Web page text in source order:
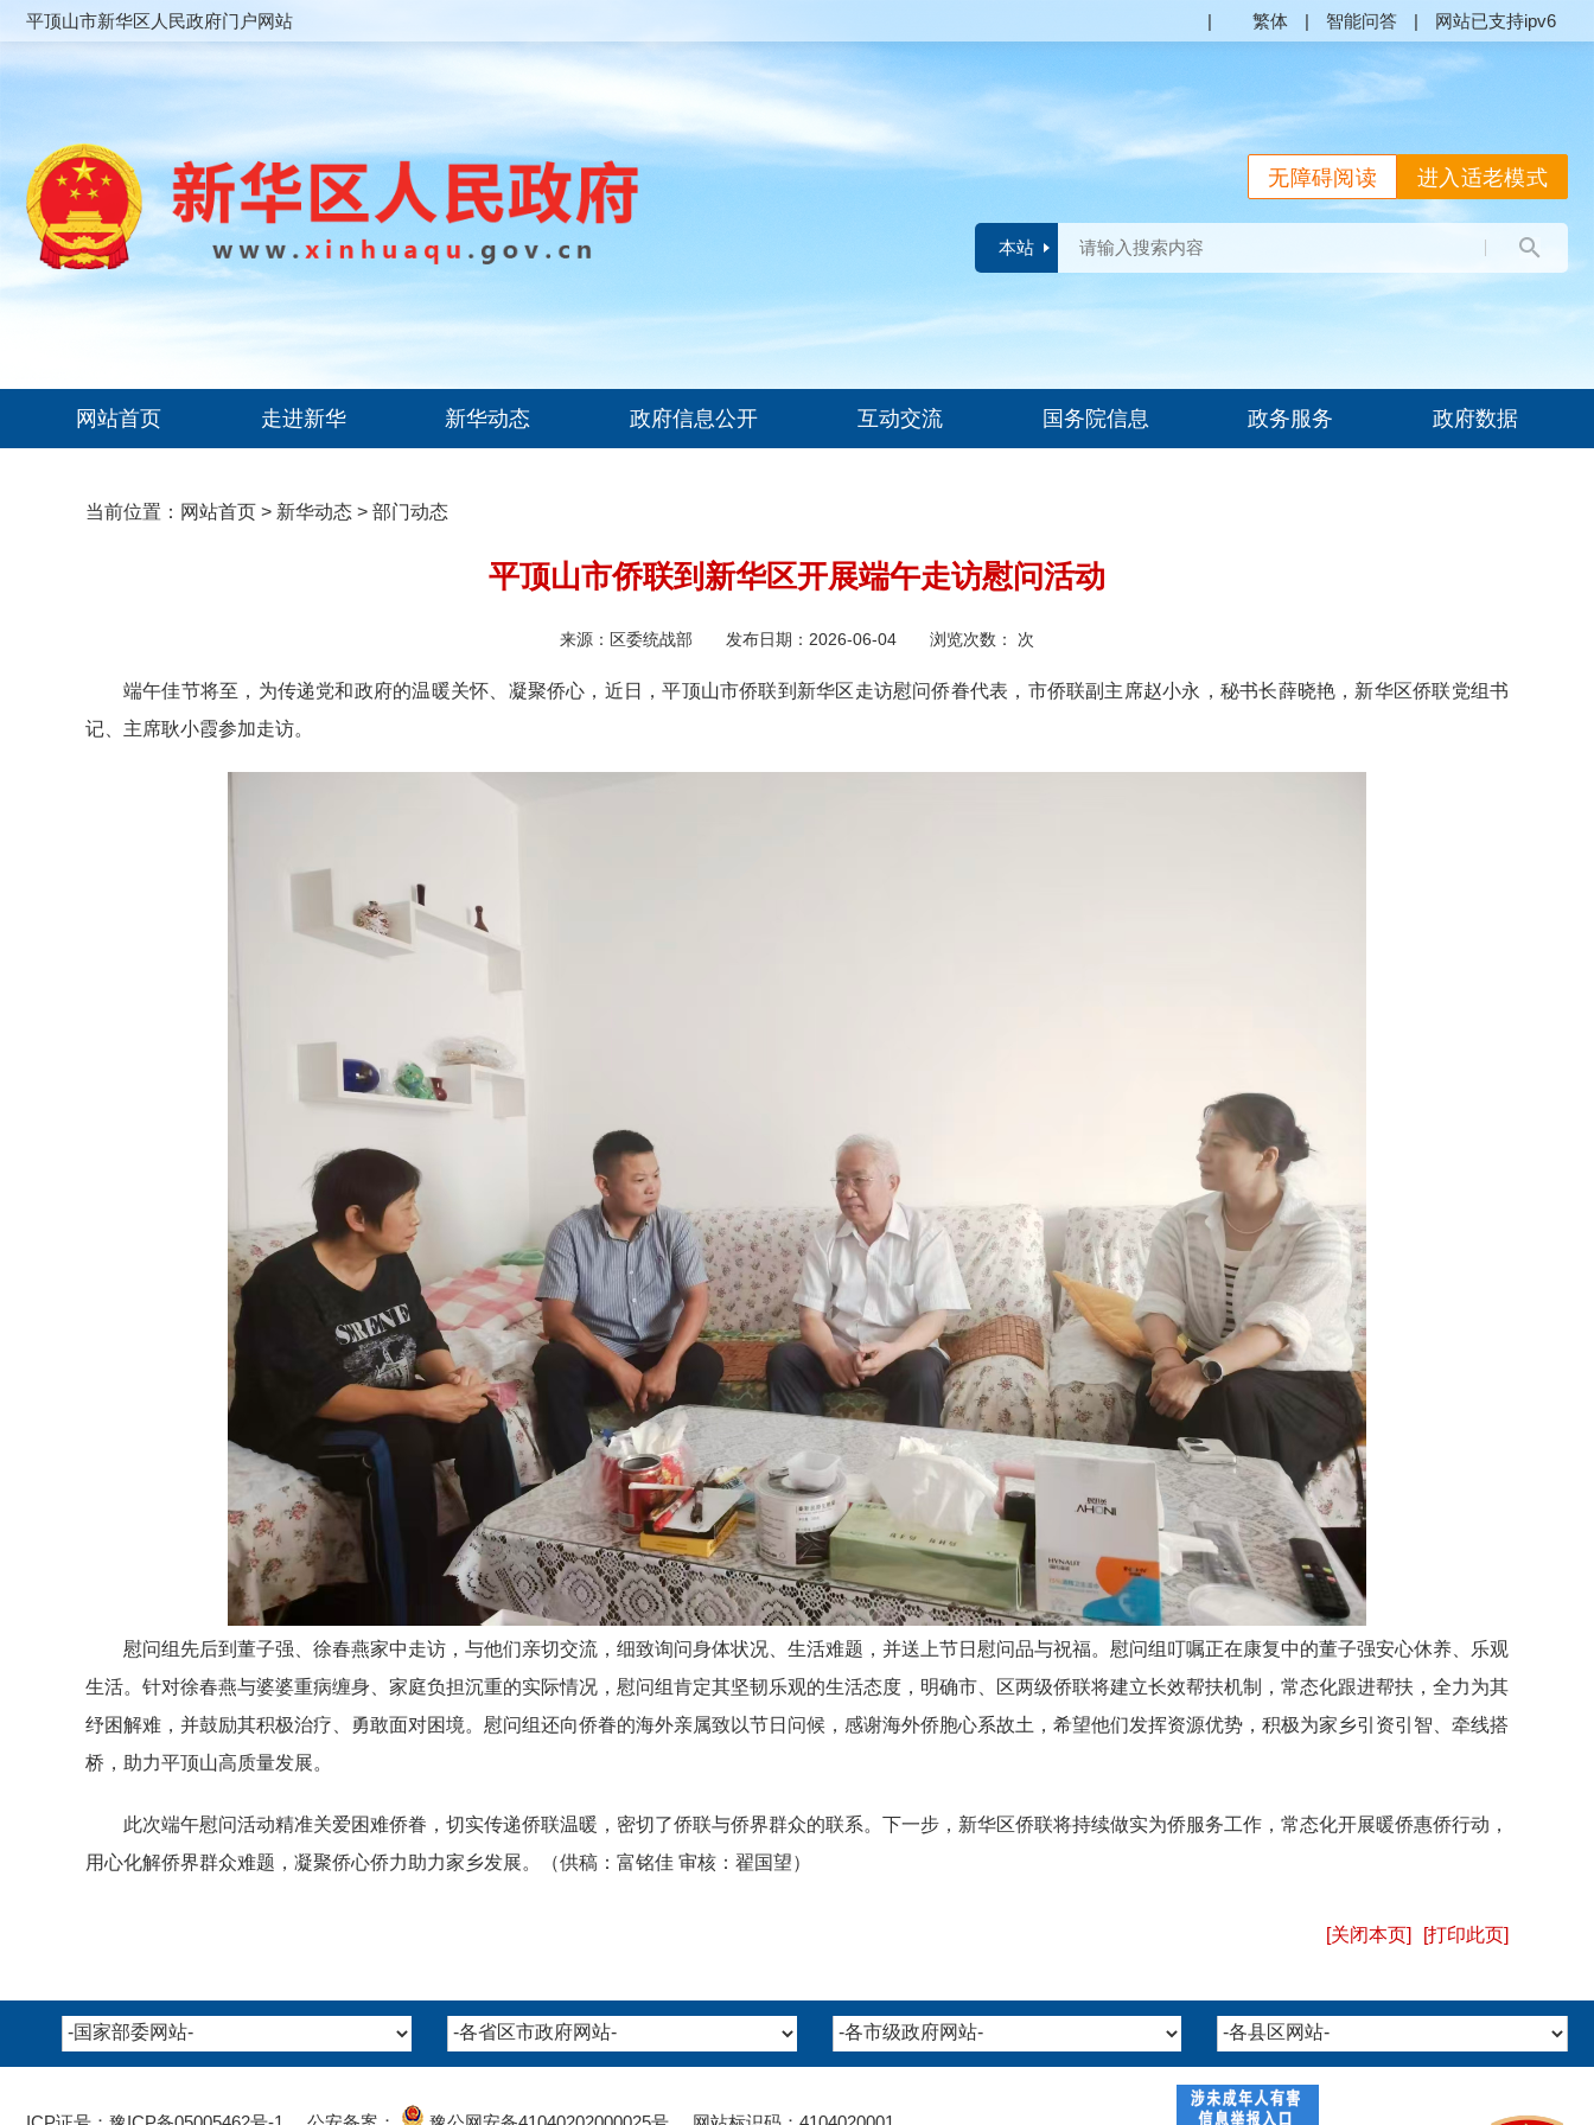
平顶山市新华区人民政府门户网站 | 繁体 | 智能问答 | 网站已支持ipv6
进入适老模式
无障碍阅读
本站
网站首页 走进新华 新华动态 政府信息公开 互动交流 国务院信息 政务服务 政府数据
当前位置： 网站首页 > 新华动态 > 部门动态
平顶山市侨联到新华区开展端午走访慰问活动
来源： 区委统战部 发布日期： 2026-06-04 浏览次数： 次
端午佳节将至，为传递党和政府的温暖关怀、凝聚侨心，近日，平顶山市侨联到新华区走访慰问侨眷代表，市侨联副主席赵小永，秘书长薛晓艳，新华区侨联党组书
记、主席耿小霞参加走访。
慰问组先后到董子强、徐春燕家中走访，与他们亲切交流，细致询问身体状况、生活难题，并送上节日慰问品与祝福。慰问组叮嘱正在康复中的董子强安心休养、乐观
生活。针对徐春燕与婆婆重病缠身、家庭负担沉重的实际情况，慰问组肯定其坚韧乐观的生活态度，明确市、区两级侨联将建立长效帮扶机制，常态化跟进帮扶，全力为其
纾困解难，并鼓励其积极治疗、勇敢面对困境。慰问组还向侨眷的海外亲属致以节日问候，感谢海外侨胞心系故土，希望他们发挥资源优势，积极为家乡引资引智、牵线搭
桥，助力平顶山高质量发展。
此次端午慰问活动精准关爱困难侨眷，切实传递侨联温暖，密切了侨联与侨界群众的联系。下一步，新华区侨联将持续做实为侨服务工作，常态化开展暖侨惠侨行动，
用心化解侨界群众难题，凝聚侨心侨力助力家乡发展。
（供稿：富铭佳 审核：翟国望）
[打印此页]
[关闭本页]